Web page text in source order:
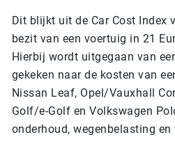
Dit blijkt uit de Car Cost Index
bezit van een voertuig in 21
Hierbij wordt uitgegaan van
gekeken naar de kosten van
Nissan Leaf, Opel/Vauxhall
Golf/e-Golf en Volkswagen
onderhoud, wegenbelasting en